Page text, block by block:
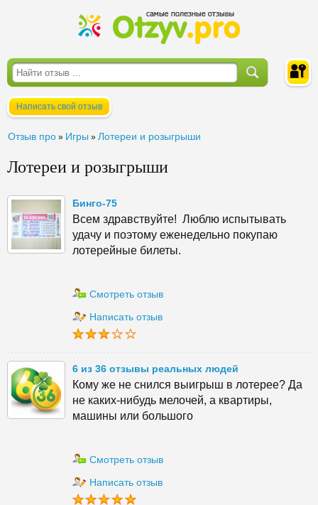
Написать свой отзыв
Отзыв про » Игры » Лотереи и розыгрыши
Лотереи и розыгрыши
Бинго-75
Всем здравствуйте! Люблю испытывать
удачу и поэтому еженедельно покупаю
лотерейные билеты.
Смотреть отзыв
Написать отзыв
6 из 36 отзывы реальных людей
Кому же не снился выигрыш в лотерее? Да
не каких-нибудь мелочей, а квартиры,
машины или большого
Смотреть отзыв
Написать отзыв